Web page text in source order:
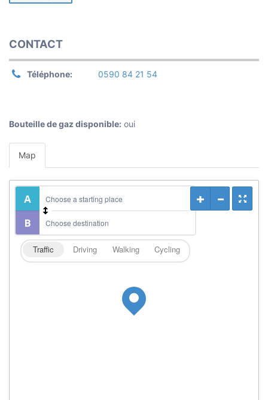
CONTACT
Téléphone: 0590 84 21 54
Bouteille de gaz disponible: oui
Map
Traffic Driving Walking Cycling